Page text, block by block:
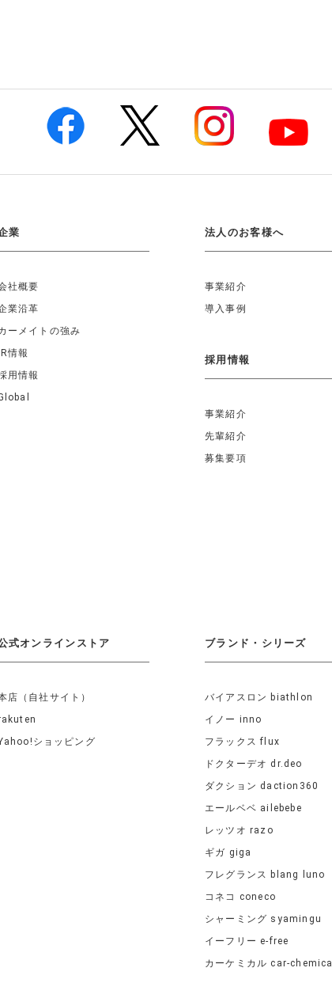
業
社概要
業沿革
ーメイトの強み
情報
用情報
法人のお客様へ
事業紹介
導入事例
採用情報
事業紹介
先輩紹介
募集要項
式オンラインストア
店（自社サイト）
ショッピング
ブランド・シリーズ
バイアスロン biathlon
イノー inno
フラックス flux
ドクターデオ dr.deo
ダクション daction360
エールベベ ailebebe
レッツオ razo
ギガ giga
フレグランス blang luno
コネコ coneco
シャーミング syamingu
イーフリー e-free
カーケミカル car-chemical